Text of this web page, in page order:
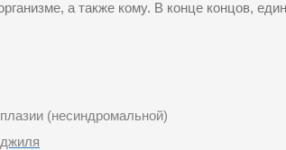
а также кому. В конце концов,
(несиндромальной)